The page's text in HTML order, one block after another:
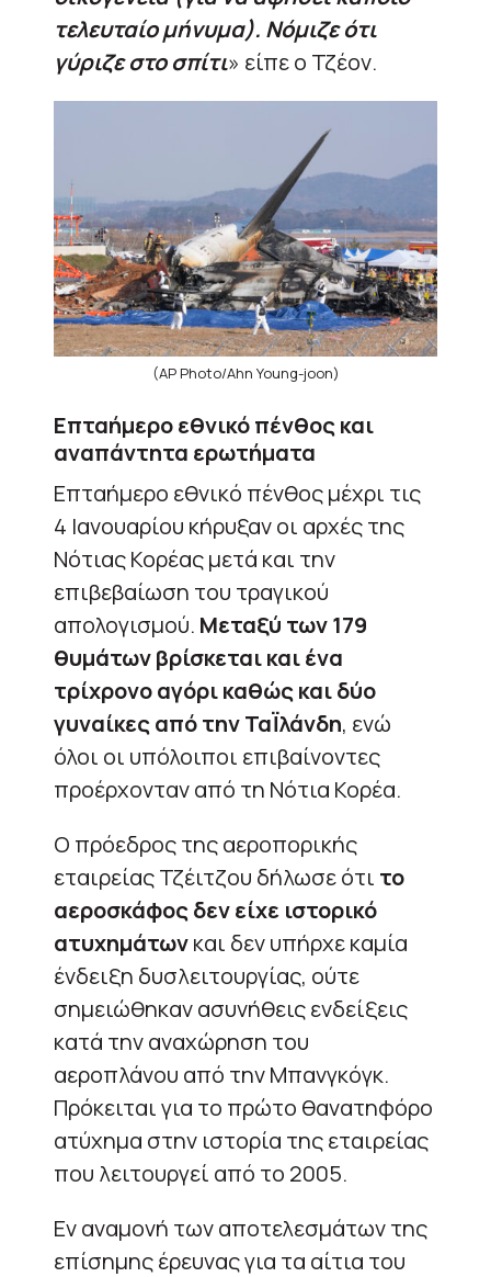
τελευταίο μήνυμα). Νόμιζε ότι
γύριζε στο σπίτι» είπε ο Τζέον.
(AP Photo/Ahn Young-joon)
Επταήμερο εθνικό πένθος και
αναπάντητα ερωτήματα
Επταήμερο εθνικό πένθος μέχρι τις
4 Ιανουαρίου κήρυξαν οι αρχές της
Νότιας Κορέας μετά και την
επιβεβαίωση του τραγικού
απολογισμού. Μεταξύ των 179
θυμάτων βρίσκεται και ένα
τρίχρονο αγόρι καθώς και δύο
γυναίκες από την ΤαΪλάνδη, ενώ
όλοι οι υπόλοιποι επιβαίνοντες
προέρχονταν από τη Νότια Κορέα.
Ο πρόεδρος της αεροπορικής
εταιρείας Τζέιτζου δήλωσε ότι το
αεροσκάφος δεν είχε ιστορικό
ατυχημάτωνκαι δεν υπήρχε καμία
ένδειξη δυσλειτουργίας, ούτε
σημειώθηκαν ασυνήθεις ενδείξεις
κατά την αναχώρηση του
αεροπλάνου από την Μπανγκόγκ.
Πρόκειται για το πρώτο θανατηφόρο
ατύχημα στην ιστορία της εταιρείας
που λειτουργεί από το 2005.
Εν αναμονή των αποτελεσμάτων της
επίσημης έρευνας για τα αίτια του